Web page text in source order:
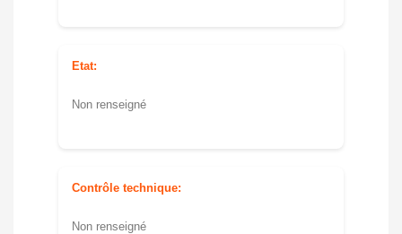
Etat:
Non renseigné
Contrôle technique:
Non renseigné